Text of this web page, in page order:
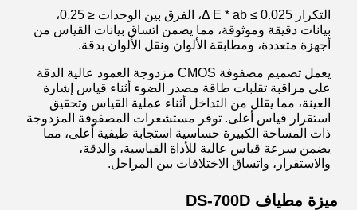
التكرار Δ E * ab ≤ 0.025، الفرق بين الوحدات ≤ 0.25،
بيانات دقيقة وموثوقة، مما يضمن اتساق بيانات القياس من
أجهزة متعددة، ومطابقة الألوان ونقل الألوان بدقة.
يعمل تصميم مصفوفة CMOS مزدوجة العمود عالية الدقة
على مراقبة تقلبات طاقة مصدر الضوء أثناء قياس إشارة
العينة، مما يقلل من التداخل أثناء عملية القياس وتحقيق
استقرار قياس أعلى. توفر مستشعرات المصفوفة المزدوجة
ذات المساحة الكبيرة حساسية استجابة طيفية أعلى، مما
يضمن سرعة قياس عالية للأداة القياسية، والدقة،
والاستقرار، واتساق الاختلافات بين المراحل.
ميزة مطياف DS-700D